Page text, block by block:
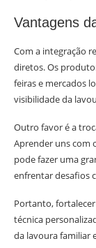
Vantagens
Com a integração
diretos. Os
feiras e mercados
visibilidade da
Outro favor é a
Aprender uns com
pode fazer uma
enfrentar desafios
Portanto,
técnica
da lavoura familiar